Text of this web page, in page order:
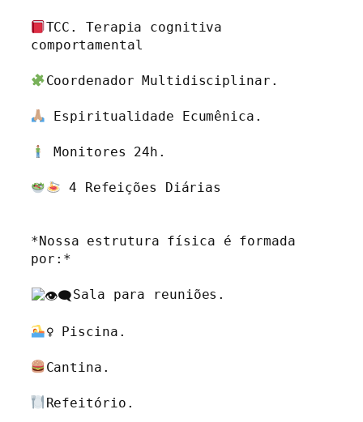
TCC. Terapia cognitiva
comportamental
Coordenador Multidisciplinar.
Espiritualidade Ecumênica.
Monitores 24h.
4 Refeições Diárias
*Nossa estrutura física é formada
por:*
Sala para reuniões.
‍♀ Piscina.
Cantina.
Refeitório.